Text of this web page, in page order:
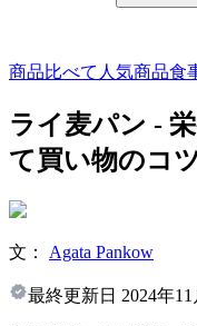
商品比べて 人気商品食
ライ麦パン -
て買い物のコ
文： Agata Pankow
最終更新日 2024年11